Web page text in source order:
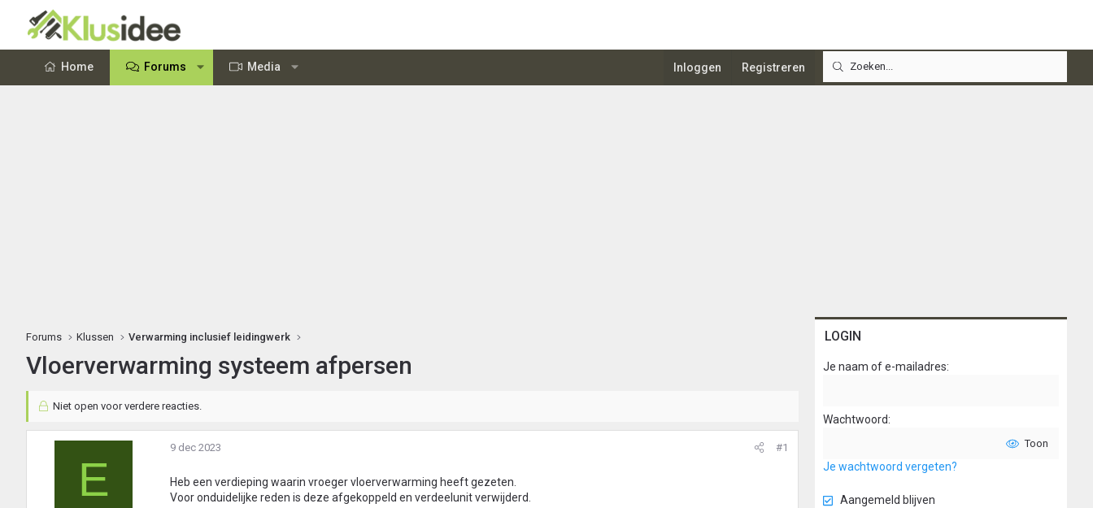
Home Forums Media Inloggen Registreren
Forums Klussen Verwarming inclusief leidingwerk
Vloerverwarming systeem afpersen
Niet open voor verdere reacties.
E
9 dec 2023 #1
Heb een verdieping waarin vroeger vloerverwarming heeft gezeten.
Voor onduidelijke reden is deze afgekoppeld en verdeelunit verwijderd.
LOGIN
Je naam of e-mailadres
Wachtwoord
Toon
Je wachtwoord vergeten?
Aangemeld blijven